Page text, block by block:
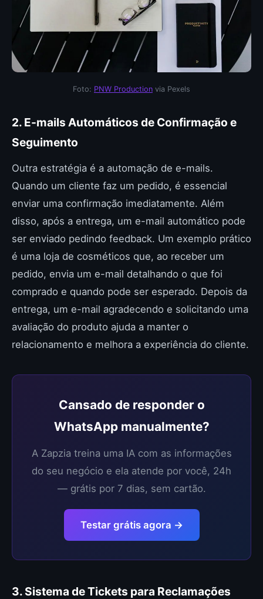
Foto: PNW Production via Pexels
2. E-mails Automáticos de Confirmação e
Seguimento
Outra estratégia é a automação de e-mails.
Quando um cliente faz um pedido, é essencial
enviar uma confirmação imediatamente. Além
disso, após a entrega, um e-mail automático pode
ser enviado pedindo feedback. Um exemplo prático
é uma loja de cosméticos que, ao receber um
pedido, envia um e-mail detalhando o que foi
comprado e quando pode ser esperado. Depois da
entrega, um e-mail agradecendo e solicitando uma
avaliação do produto ajuda a manter o
relacionamento e melhora a experiência do cliente.
Cansado de responder o
WhatsApp manualmente?
A Zapzia treina uma IA com as informações
do seu negócio e ela atende por você, 24h
— grátis por 7 dias, sem cartão.
Testar grátis agora →
3. Sistema de Tickets para Reclamações